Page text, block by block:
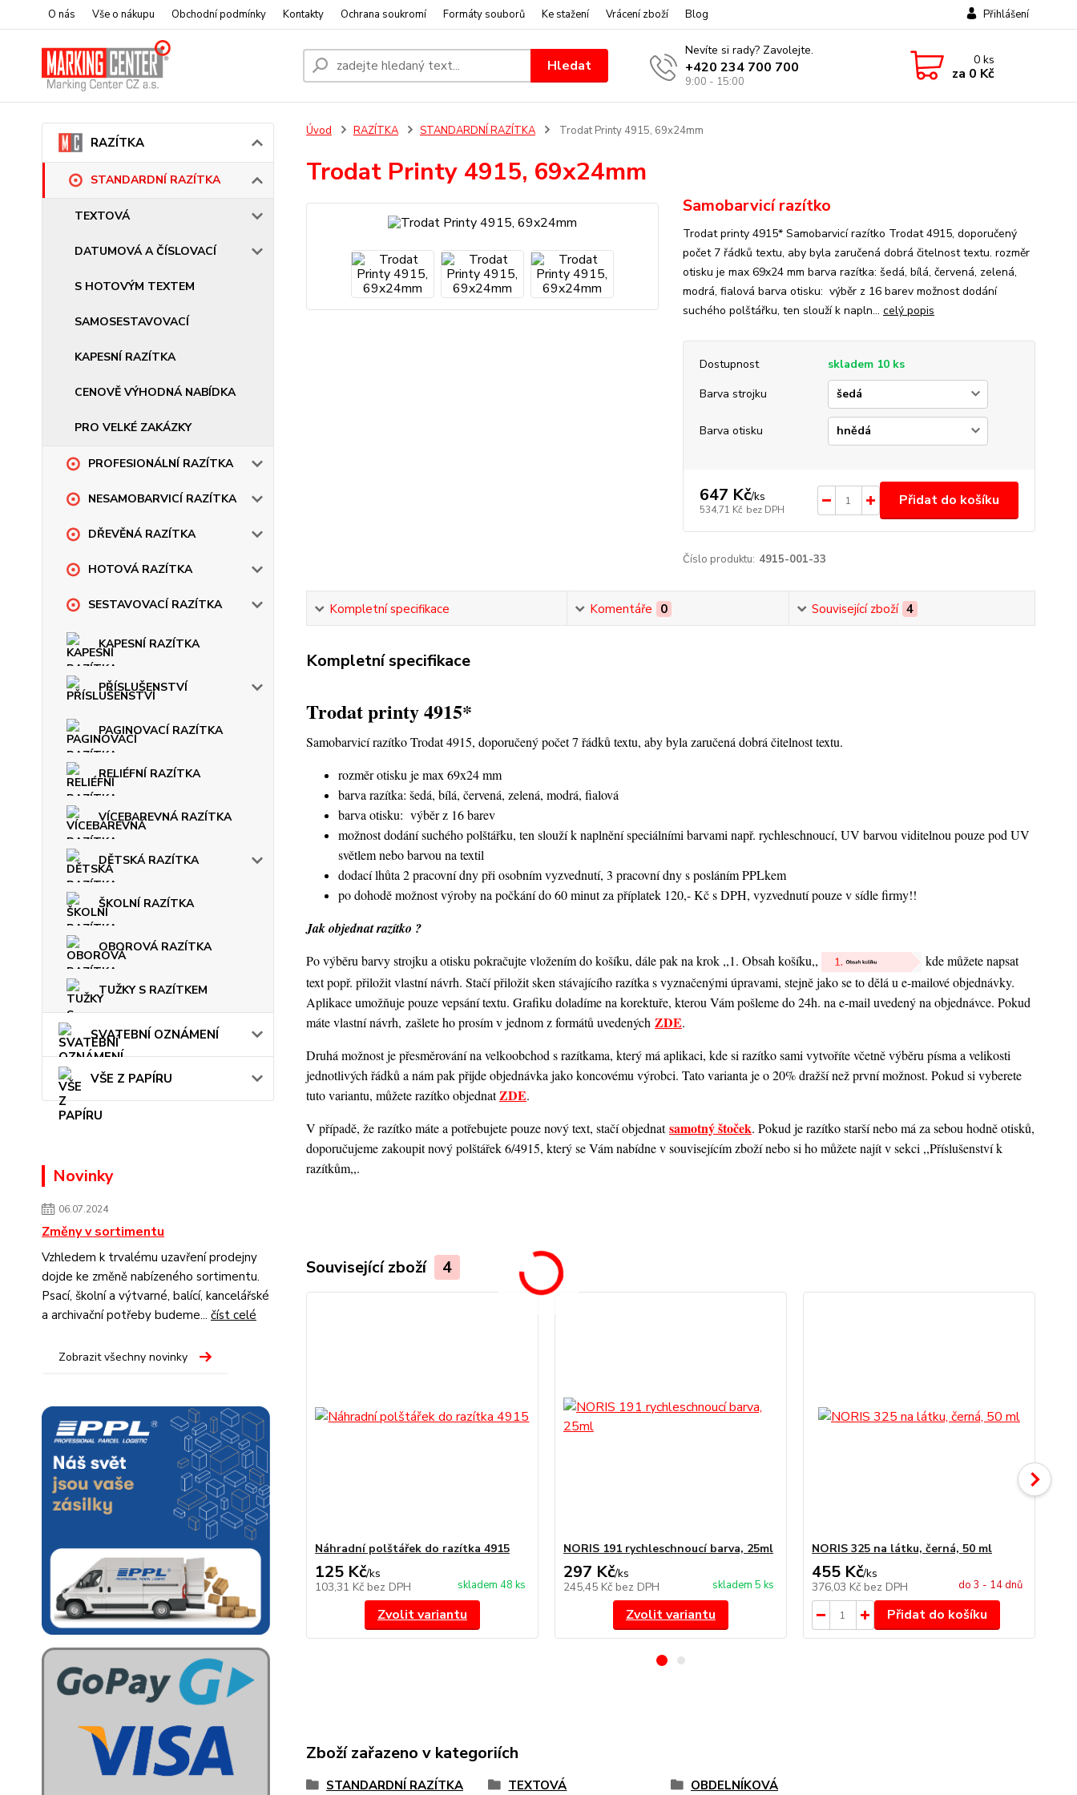
O nás Vše o nákupu Obchodní podmínky Kontakty Ochrana soukromí Formáty souborů Ke stažení Vrácení zboží Blog Přihlášení
Hledat
Nevíte si rady? Zavolejte.
+420 234 700 700
9:00 - 15:00
0ks
za 0 Kč
RAZÍTKA
STANDARDNÍ RAZÍTKA
TEXTOVÁ
DATUMOVÁ A ČÍSLOVACÍ
S HOTOVÝM TEXTEM
SAMOSESTAVOVACÍ
KAPESNÍ RAZÍTKA
CENOVĚ VÝHODNÁ NABÍDKA
PRO VELKÉ ZAKÁZKY
PROFESIONÁLNÍ RAZÍTKA
NESAMOBARVICÍ RAZÍTKA
DŘEVĚNÁ RAZÍTKA
HOTOVÁ RAZÍTKA
SESTAVOVACÍ RAZÍTKA
KAPESNÍ RAZÍTKA
PŘÍSLUŠENSTVÍ
PAGINOVACÍ RAZÍTKA
RELIÉFNÍ RAZÍTKA
VÍCEBAREVNÁ RAZÍTKA
DĚTSKÁ RAZÍTKA
ŠKOLNÍ RAZÍTKA
OBOROVÁ RAZÍTKA
TUŽKY S RAZÍTKEM
SVATEBNÍ OZNÁMENÍ
VŠE Z PAPÍRU
Novinky
06.07.2024
Změny v sortimentu
Vzhledem k trvalému uzavření prodejny
dojde ke změně nabízeného sortimentu.
Psací, školní a výtvarné, balící, kancelářské
a archivační potřeby budeme... číst celé
Zobrazit všechny novinky
Úvod RAZÍTKA STANDARDNÍ RAZÍTKA Trodat Printy 4915, 69x24mm
Trodat Printy 4915, 69x24mm
Samobarvicí razítko
Trodat printy 4915* Samobarvicí razítko Trodat 4915, doporučený
počet 7 řádků textu, aby byla zaručená dobrá čitelnost textu. rozměr
otisku je max 69x24 mm barva razítka: šedá, bílá, červená, zelená,
modrá, fialová barva otisku: výběr z 16 barev možnost dodání
suchého polštářku, ten slouží k napln... celý popis
Dostupnost
skladem 10 ks
Barva strojku
Barva otisku
647 Kč/ks
534,71 Kč bez DPH
Přidat do košíku
Číslo produktu: 4915-001-33
Kompletní specifikace Komentáře 0 Související zboží 4
Kompletní specifikace
Trodat printy 4915*
Samobarvicí razítko Trodat 4915, doporučený počet 7 řádků textu, aby byla zaručená dobrá čitelnost textu.
rozměr otisku je max 69x24 mm
barva razítka: šedá, bílá, červená, zelená, modrá, fialová
barva otisku: výběr z 16 barev
možnost dodání suchého polštářku, ten slouží k naplnění speciálními barvami např. rychleschnoucí, UV barvou viditelnou pouze pod UV
světlem nebo barvou na textil
dodací lhůta 2 pracovní dny při osobním vyzvednutí, 3 pracovní dny s posláním PPLkem
po dohodě možnost výroby na počkání do 60 minut za příplatek 120,- Kč s DPH, vyzvednutí pouze v sídle firmy!!
Jak objednat razítko ?
Po výběru barvy strojku a otisku pokračujte vložením do košíku, dále pak na krok ,,1. Obsah košíku,,
kde můžete napsat
text popř. přiložit vlastní návrh. Stačí přiložit sken stávajícího razítka s vyznačenými úpravami, stejně jako se to dělá u e-mailové objednávky.
Aplikace umožňuje pouze vepsání textu. Grafiku doladíme na korektuře, kterou Vám pošleme do 24h. na e-mail uvedený na objednávce. Pokud
máte vlastní návrh, zašlete ho prosím v jednom z formátů uvedených ZDE.
Druhá možnost je přesměrování na velkoobchod s razítkama, který má aplikaci, kde si razítko sami vytvoříte včetně výběru písma a velikosti
jednotlivých řádků a nám pak přijde objednávka jako koncovému výrobci. Tato varianta je o 20% dražší než první možnost. Pokud si vyberete
tuto variantu, můžete razítko objednatZDE.
V případě, že razítko máte a potřebujete pouze nový text, stačí objednatsamotný štoček. Pokud je razítko starší nebo má za sebou hodně otisků,
doporučujeme zakoupit nový polštářek 6/4915, který se Vám nabídne v souvisejícím zboží nebo si ho můžete najít v sekci ,,Příslušenství k
razítkům,,.
Související zboží 4
Náhradní polštářek do razítka 4915
125 Kč/ks
103,31 Kč bez DPH skladem 48 ks
Zvolit variantu
NORIS 191 rychleschnoucí barva, 25ml
297 Kč/ks
245,45 Kč bez DPH skladem 5 ks
Zvolit variantu
NORIS 325 na látku, černá, 50 ml
455 Kč/ks
376,03 Kč bez DPH do 3 - 14 dnů
Přidat do košíku
Zboží zařazeno v kategoriích
STANDARDNÍ RAZÍTKA TEXTOVÁ OBDELNÍKOVÁ